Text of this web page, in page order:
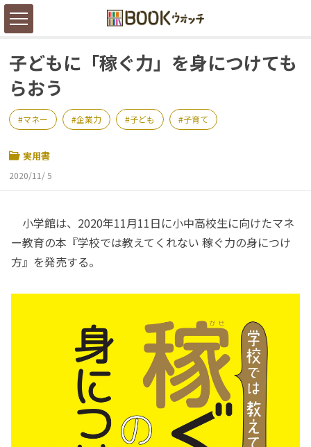
子どもに「稼ぐ力」を身につけても
らおう
マネー 企業力 子ども 子育て
実用書
2020/11/ 5
小学館は、2020年11月11日に小中高校生に向けたマネ
ー教育の本『学校では教えてくれない 稼ぐ力の身につけ
方』を発売する。